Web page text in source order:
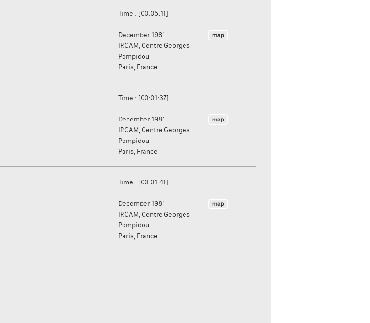
Time : [00:05:11]
December 1981
IRCAM, Centre Georges
Pompidou
Paris, France
Time : [00:01:37]
December 1981
IRCAM, Centre Georges
Pompidou
Paris, France
Time : [00:01:41]
December 1981
IRCAM, Centre Georges
Pompidou
Paris, France